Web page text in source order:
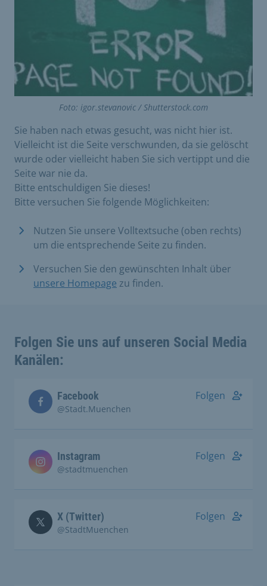
Foto: igor.stevanovic / Shutterstock.com
Sie haben nach etwas gesucht, was nicht hier ist.
Vielleicht ist die Seite verschwunden, da sie gelöscht
wurde oder vielleicht haben Sie sich vertippt und die
Seite war nie da.
Bitte entschuldigen Sie dieses!
Bitte versuchen Sie folgende Möglichkeiten:
Nutzen Sie unsere Volltextsuche (oben rechts)
um die entsprechende Seite zu finden.
Versuchen Sie den gewünschten Inhalt über
unsere Homepage zu finden.
Folgen Sie uns auf unseren Social Media
Kanälen:
Facebook
@Stadt.Muenchen
Folgen
Instagram
@stadtmuenchen
Folgen
X (Twitter)
@StadtMuenchen
Folgen